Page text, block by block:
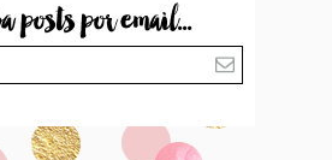
posts por email...